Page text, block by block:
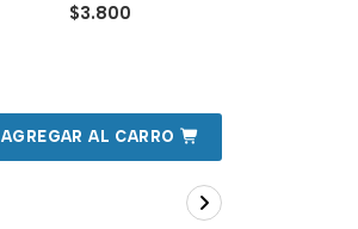
$3.800
AGREGAR AL CARRO